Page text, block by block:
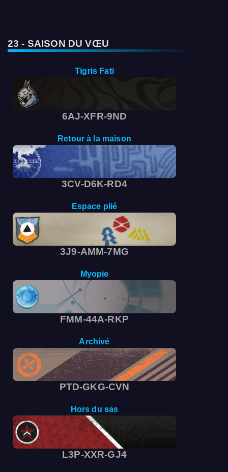
23 - SAISON DU VŒU
Tigris Fati
6AJ-XFR-9ND
Retour à la maison
3CV-D6K-RD4
Espace plié
3J9-AMM-7MG
Myopie
FMM-44A-RKP
Archivé
PTD-GKG-CVN
Hors du sas
L3P-XXR-GJ4